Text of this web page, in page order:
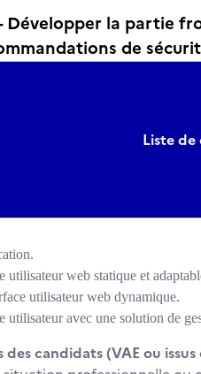
- Développer la partie
de
Liste
utilisateur web statique et
utilisateur web dynamique.
utilisateur avec une solution de
des candidats (VAE ou